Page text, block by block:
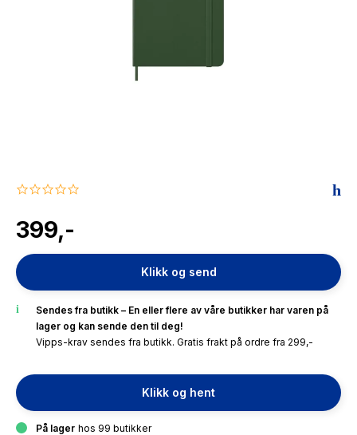
0.0
rating
399,-
Klikk og send
Sendes fra butikk – En eller flere av våre butikker har varen på
lager og kan sende den til deg!
Vipps-krav sendes fra butikk. Gratis frakt på ordre fra 299,-
Klikk og hent
På lager hos 99 butikker